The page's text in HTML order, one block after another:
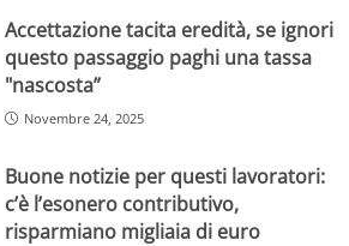
eccezione: chi ha
anni e ha maturato almeno 25 anni
accedere all’importo
Questo meccanismo
contributiva più lunga,
Accettazione tacita eredità, se ignori
questo passaggio paghi una tassa
"nascosta”
Novembre 24, 2025
Buone notizie per questi lavoratori:
c’è l’esonero contributivo,
risparmiano migliaia di euro